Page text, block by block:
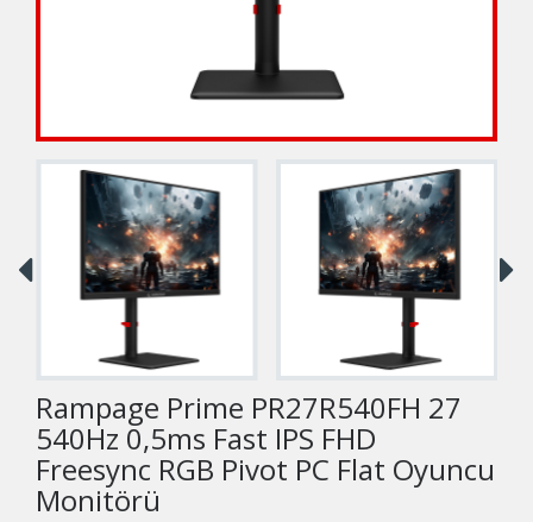
Rampage Prime PR27R540FH 27
540Hz 0,5ms Fast IPS FHD
Freesync RGB Pivot PC Flat Oyuncu
Monitörü